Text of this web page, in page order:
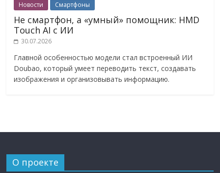
Новости Смартфоны
Не смартфон, а «умный» помощник: HMD
Touch AI с ИИ
30.07.2026
Главной особенностью модели стал встроенный ИИ
Doubao, который умеет переводить текст, создавать
изображения и организовывать информацию.
О проекте